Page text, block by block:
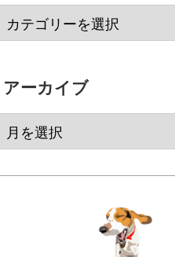
アーカイブ